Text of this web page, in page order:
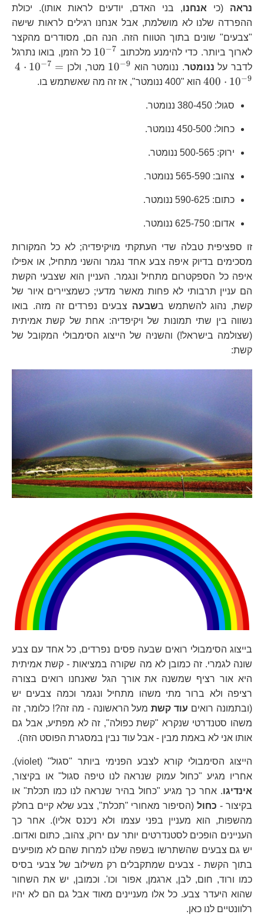
נראה (כי אנחנו, בני האדם, יודעים לראות אותו). יכולת
ההפרדה שלנו לא מושלמת, אבל אנחנו רגילים לראות שישה
"צבעים" שונים בתוך הטווח הזה. הנה הם, מסודרים מהקצר
לארוך ביותר. כדי להימנע מלכתוב
10^{-7}
10−7
כל הזמן, בואו נתרגל
לדבר על ננומטר. ננומטר הוא
10^{-9}
10−9 מטר, ולכן 4 ⋅ 10−7 =
400 ⋅ 10−9 הוא "400 ננומטר", אז זה מה שאשתמש בו.
סגול: 380-450 ננומטר.
כחול: 450-500 ננומטר.
ירוק: 500-565 ננומטר.
צהוב: 565-590 ננומטר.
כתום: 590-625 ננומטר.
אדום: 625-750 ננומטר.
זו ספציפית טבלה שדי העתקתי מויקיפדיה; לא כל המקורות
מסכימים בדיוק איפה צבע אחד נגמר והשני מתחיל, או אפילו
איפה כל הספקטרום מתחיל ונגמר. העניין הוא שצבעי הקשת
הם עניין תרבותי לא פחות מאשר מדעי; כשמציירים איור של
קשת, נהוג להשתמש בשבעה צבעים נפרדים זה מזה. בואו
נשווה בין שתי תמונות של ויקיפדיה: אחת של קשת אמיתית
(שצולמה בישראל!) והשניה של הייצוג הסימבולי המקובל של
קשת:
בייצוג הסימבולי רואים שבעה פסים נפרדים, כל אחד עם צבע
שונה לגמרי. זה כמובן לא מה שקורה במציאות - קשת אמיתית
היא אור רציף שמשנה את אורך הגל שאנחנו רואים בצורה
רציפה ולא ברור מתי משהו מתחיל ונגמר וכמה צבעים יש
(ובתמונה רואים עוד קשתמעל הראשונה - מה זה?! כלומר, זה
משהו סטנדרטי שנקרא "קשת כפולה", זה לא מפתיע, אבל גם
אותו אני לא באמת מבין - אבל עוד נבין במסגרת הפוסט הזה).
הייצוג הסימבולי קורא לצבע הפנימי ביותר "סגול" (violet).
אחריו מגיע "כחול עמוק שנראה לנו טיפה סגול" או בקיצור,
אינדיגו. אחר כך מגיע "כחול בהיר שנראה לנו כמו תכלת" או
בקיצור - כחול(הסיפור מאחורי "תכלת", צבע שלא קיים בחלק
מהשפות, הוא מעניין בפני עצמו ולא ניכנס אליו). אחר כך
העניינים הופכים לסטנדרטים יותר עם ירוק, צהוב, כתום ואדום.
יש גם צבעים שהשתרשו בשפה שלנו למרות שהם לא מופיעים
בתוך הקשת - צבעים שמתקבלים רק משילוב של צבעי בסיס
כמו ורוד, חום, לבן, ארגמן, אפור וכו'. וכמובן, יש את השחור
שהוא היעדר צבע. כל אלו מעניינים מאוד אבל גם הם לא יהיו
רלוונטיים לנו כאן.